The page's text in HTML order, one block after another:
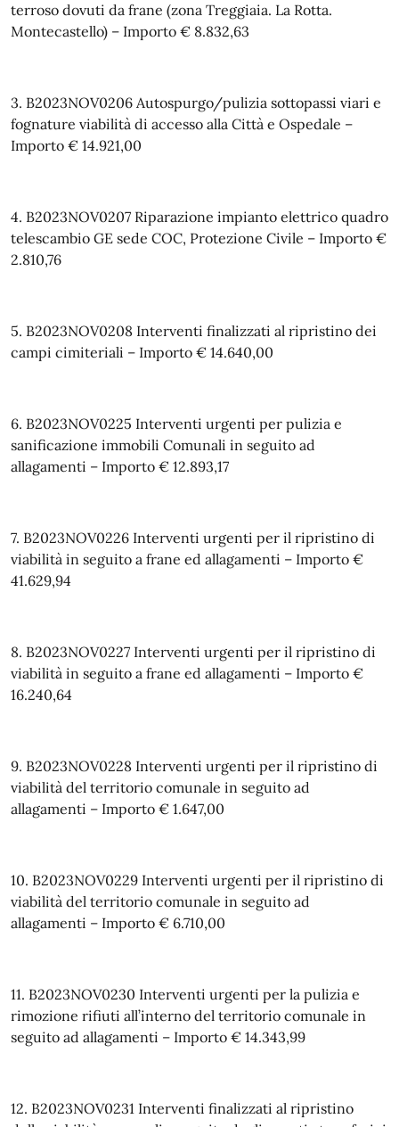
terroso dovuti da frane (zona Treggiaia. La Rotta.
Montecastello) – Importo € 8.832,63
3. B2023NOV0206 Autospurgo/pulizia sottopassi viari e
fognature viabilità di accesso alla Città e Ospedale –
Importo € 14.921,00
4. B2023NOV0207 Riparazione impianto elettrico quadro
telescambio GE sede COC, Protezione Civile – Importo €
2.810,76
5. B2023NOV0208 Interventi finalizzati al ripristino dei
campi cimiteriali – Importo € 14.640,00
6. B2023NOV0225 Interventi urgenti per pulizia e
sanificazione immobili Comunali in seguito ad
allagamenti – Importo € 12.893,17
7. B2023NOV0226 Interventi urgenti per il ripristino di
viabilità in seguito a frane ed allagamenti – Importo €
41.629,94
8. B2023NOV0227 Interventi urgenti per il ripristino di
viabilità in seguito a frane ed allagamenti – Importo €
16.240,64
9. B2023NOV0228 Interventi urgenti per il ripristino di
viabilità del territorio comunale in seguito ad
allagamenti – Importo € 1.647,00
10. B2023NOV0229 Interventi urgenti per il ripristino di
viabilità del territorio comunale in seguito ad
allagamenti – Importo € 6.710,00
11. B2023NOV0230 Interventi urgenti per la pulizia e
rimozione rifiuti all’interno del territorio comunale in
seguito ad allagamenti – Importo € 14.343,99
12. B2023NOV0231 Interventi finalizzati al ripristino